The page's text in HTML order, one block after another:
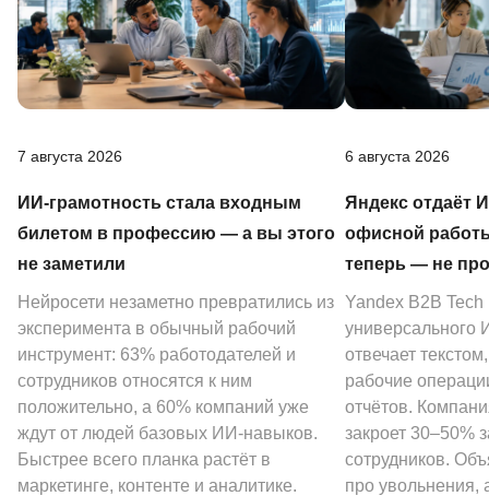
7 августа 2026
ИИ-грамотность стала входным
билетом в профессию — а вы этого
не заметили
Нейросети незаметно превратились из
эксперимента в обычный рабочий
инструмент: 63% работодателей и
сотрудников относятся к ним
положительно, а 60% компаний уже
ждут от людей базовых ИИ-навыков.
Быстрее всего планка растёт в
маркетинге, контенте и аналитике.
6 августа 2026
Яндекс отдаёт
офисной
теперь — не
Yandex B2B Tech
универсального
отвечает
рабочие
отчётов.
закроет 30–50%
сотрудников.
про увольнения,